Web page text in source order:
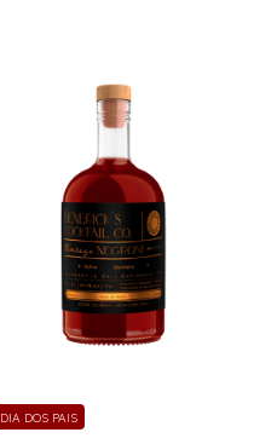
DIA DOS PAIS